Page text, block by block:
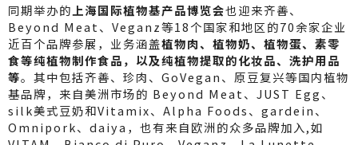
同期举办的 上海国际植物基产品博览会也迎来齐善、
Beyond Meat、Veganz等18个国家和地区的70余家企业
近百个品牌参展，业务涵盖植物肉、植物奶、植物蛋、素零
食等纯植物制作食品，以及纯植物提取的化妆品、洗护用品
等。其中包括齐善、珍肉、GoVegan、原豆复兴等国内植物
基品牌，来自美洲市场的 Beyond Meat、JUST Egg、
silk美式豆奶和Vitamix、Alpha Foods、gardein、
Omnipork、daiya，也有来自欧洲的众多品牌加入,如